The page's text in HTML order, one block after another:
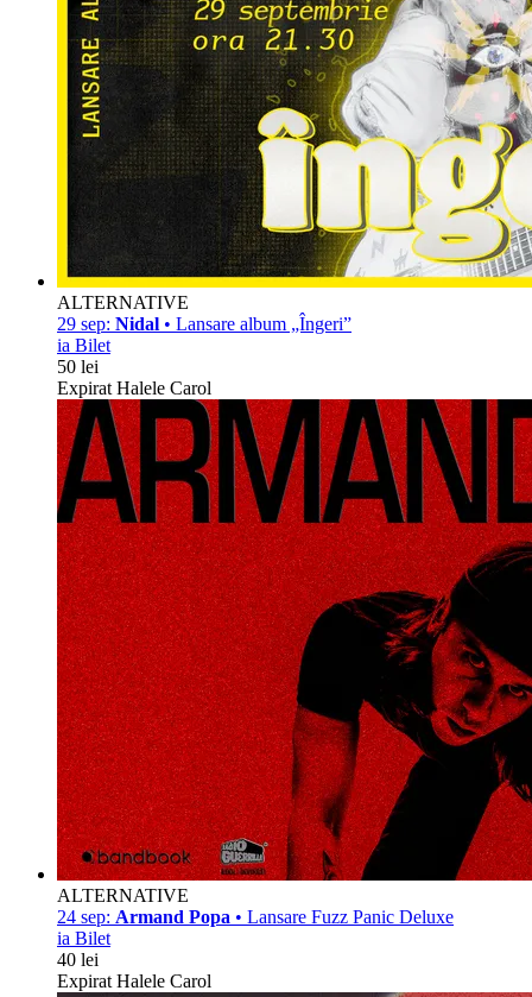
ALTERNATIVE
29 sep: Nidal • Lansare album „Îngeri”
ia Bilet
50 lei
Expirat Halele Carol
ALTERNATIVE
24 sep: Armand Popa • Lansare Fuzz Panic Deluxe
ia Bilet
40 lei
Expirat Halele Carol